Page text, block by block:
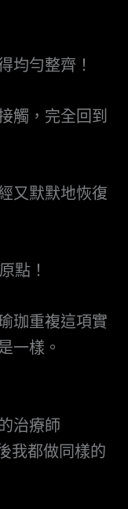
均勻整齊！
觸，完全回到
又默默地恢復
點！
珈重複這項實
一樣。
治療師
我都做同樣的